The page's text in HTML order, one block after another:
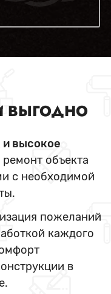
ВЫГОДНО
высокое
объекта
с необходимой
пожеланий
каждого
в